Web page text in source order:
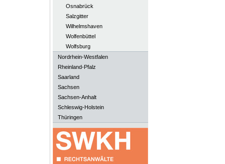
Osnabrück
Salzgitter
Wilhelmshaven
Wolfenbüttel
Wolfsburg
Nordrhein-Westfalen
Rheinland-Pfalz
Saarland
Sachsen
Sachsen-Anhalt
Schleswig-Holstein
Thüringen